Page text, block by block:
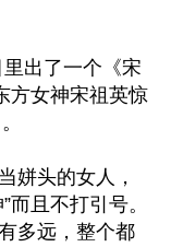
里出了一个《宋
方女神宋祖英惊
姘头的女人，
且不打引号。
多远，整个都